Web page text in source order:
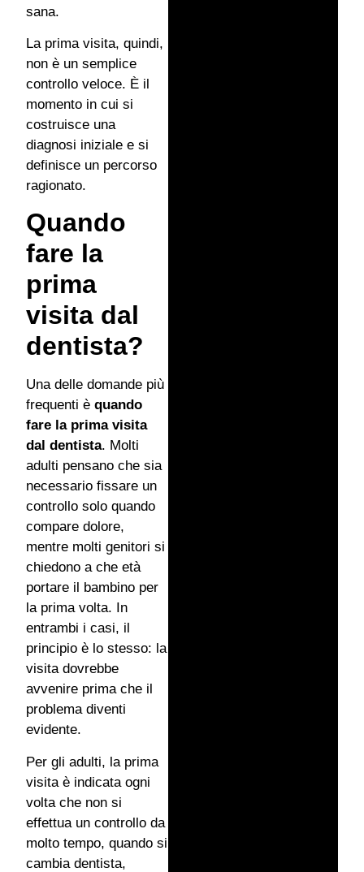
sana.
La prima visita, quindi,
non è un semplice
controllo veloce. È il
momento in cui si
costruisce una
diagnosi iniziale e si
definisce un percorso
ragionato.
Quando
fare la
prima
visita dal
dentista?
Una delle domande più
frequenti è quando
fare la prima visita
dal dentista. Molti
adulti pensano che sia
necessario fissare un
controllo solo quando
compare dolore,
mentre molti genitori si
chiedono a che età
portare il bambino per
la prima volta. In
entrambi i casi, il
principio è lo stesso: la
visita dovrebbe
avvenire prima che il
problema diventi
evidente.
Per gli adulti, la prima
visita è indicata ogni
volta che non si
effettua un controllo da
molto tempo, quando si
cambia dentista,